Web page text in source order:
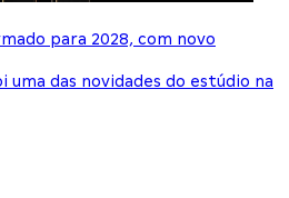
para 2028, com novo
uma das novidades do estúdio na